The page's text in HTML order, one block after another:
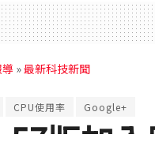
»最新科技新聞
CPU使用率 Google+
版加